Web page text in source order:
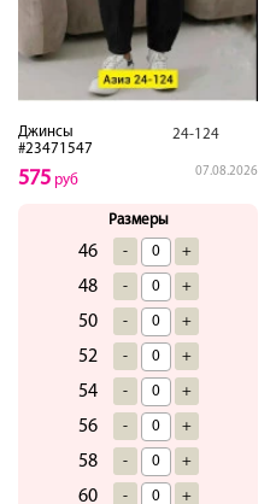
Джинсы
#23471547
24-124
07.08.2026
575 руб
Размеры
46 - +
48 - +
50 - +
52 - +
54 - +
56 - +
58 - +
60 - +